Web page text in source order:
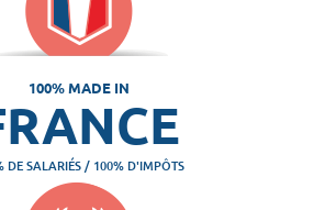
100% MADE IN
DE SALARIÉS / 100% D'IMPÔTS